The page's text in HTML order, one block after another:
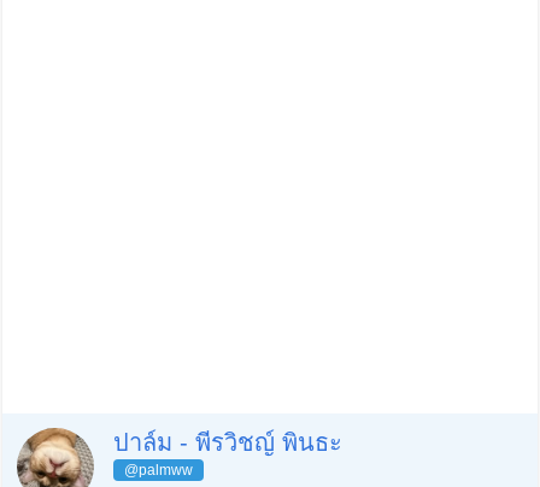
ปาล์ม - พีรวิชญ์ พินธะ
@palmww